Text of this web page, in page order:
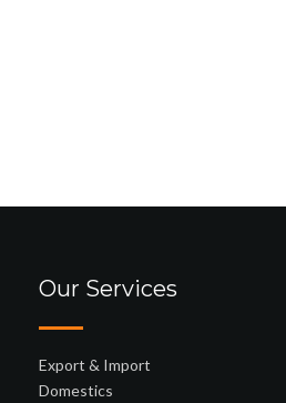
Our Services
Export & Import
Domestics